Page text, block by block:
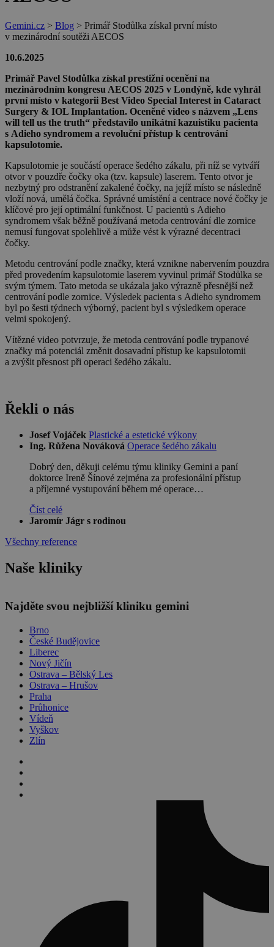
Gemini.cz > Blog > Primář Stodůlka získal první místo
v mezinárodní soutěži AECOS
10.6.2025
Primář Pavel Stodůlka získal prestižní ocenění na
mezinárodním kongresu AECOS 2025 v Londýně, kde vyhrál
první místo v kategorii Best Video Special Interest in Cataract
Surgery & IOL Implantation. Oceněné video s názvem „Lens
will tell us the truth“ představilo unikátní kazuistiku pacienta
s Adieho syndromem a revoluční přístup k centrování
kapsulotomie.
Kapsulotomie je součástí operace šedého zákalu, při níž se vytváří
otvor v pouzdře čočky oka (tzv. kapsule) laserem. Tento otvor je
nezbytný pro odstranění zakalené čočky, na jejíž místo se následně
vloží nová, umělá čočka. Správné umístění a centrace nové čočky je
klíčové pro její optimální funkčnost. U pacientů s Adieho
syndromem však běžně používaná metoda centrování dle zornice
nemusí fungovat spolehlivě a může vést k výrazné decentraci
čočky.
Metodu centrování podle značky, která vznikne nabervením pouzdra
před provedením kapsulotomie laserem vyvinul primář Stodůlka se
svým týmem. Tato metoda se ukázala jako výrazně přesnější než
centrování podle zornice. Výsledek pacienta s Adieho syndromem
byl po šesti týdnech výborný, pacient byl s výsledkem operace
velmi spokojený.
Vítězné video potvrzuje, že metoda centrování podle trypanové
značky má potenciál změnit dosavadní přístup ke kapsulotomii
a zvýšit přesnost při operaci šedého zákalu.
Řekli o nás
Josef Vojáček Plastické a estetické výkony
Ing. Růžena Nováková Operace šedého zákalu
Dobrý den, děkuji celému týmu kliniky Gemini a paní
doktorce Ireně Šínové zejména za profesionální přístup
a příjemné vystupování během mé operace…
Číst celé
Jaromír Jágr s rodinou
Všechny reference
Naše kliniky
Najděte svou nejbližší kliniku gemini
Brno
České Budějovice
Liberec
Nový Jičín
Ostrava – Bělský Les
Ostrava – Hrušov
Praha
Průhonice
Vídeň
Vyškov
Zlín